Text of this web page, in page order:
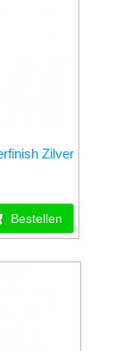
Zilver
Bestellen